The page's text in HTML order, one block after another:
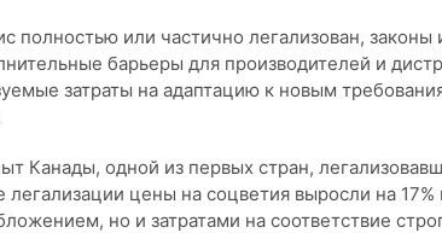
полностью или частично легализован,
барьеры для производителей и
затраты на адаптацию к новым
Канады, одной из первых стран,
цены на соцветия выросли на 17%
но и затратами на соответствие